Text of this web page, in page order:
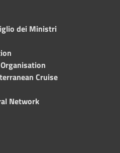
dei Ministri
Cruise
Network